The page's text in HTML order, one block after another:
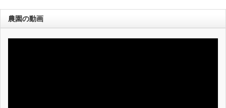
農園の動画